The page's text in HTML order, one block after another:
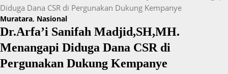
Diduga Dana CSR di Pergunakan Dukung Kempanye
Muratara, Nasional
Dr.Arfa’i Sanifah Madjid,SH,MH.
Menangapi Diduga Dana CSR di
Pergunakan Dukung Kempanye